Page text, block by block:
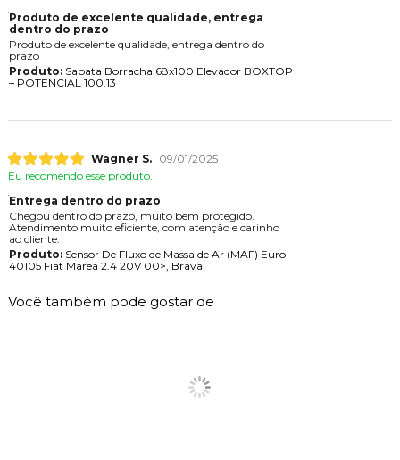
Produto de excelente qualidade, entrega
dentro do prazo
Produto de excelente qualidade, entrega dentro do
prazo
Produto:Sapata Borracha 68x100 Elevador BOXTOP
– POTENCIAL 100.13
Wagner S.
09/01/2025
Eu recomendo esse produto.
Entrega dentro do prazo
Chegou dentro do prazo, muito bem protegido.
Atendimento muito eficiente, com atenção e carinho
ao cliente.
Produto:Sensor De Fluxo de Massa de Ar (MAF) Euro
40105 Fiat Marea 2.4 20V 00>, Brava
Você também pode gostar de